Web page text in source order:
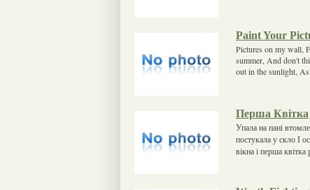
Paint Your
Pictures on my wall,
summer, And don't
out in the sunlight,
Перша Квітка
Упала на пані
постукала у скло І
вікна і перша